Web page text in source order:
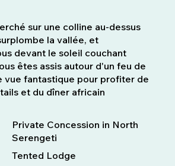
sur une colline au-dessus
la vallée, et
devant le soleil couchant
êtes assis autour d'un feu de
vue fantastique pour profiter de
et du dîner africain
Private Concession in North
Serengeti
Tented Lodge